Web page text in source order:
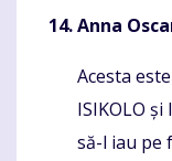
Anna
Komentaras
Acesta
ISIKOLO
să-l iau pe